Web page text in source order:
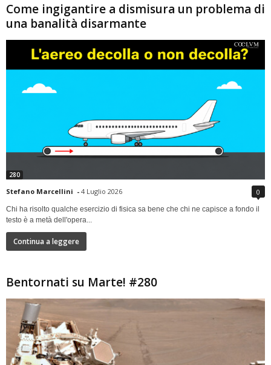
Come ingigantire a dismisura un problema di
una banalità disarmante
280
Stefano Marcellini - 4 Luglio 2026 0
Chi ha risolto qualche esercizio di fisica sa bene che chi ne capisce a fondo il
testo è a metà dell'opera...
Continua a leggere
Bentornati su Marte! #280